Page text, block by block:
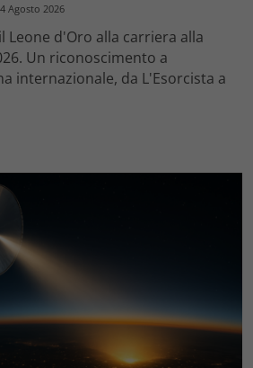
4 Agosto 2026
Leone d'Oro alla carriera alla
Un riconoscimento a
internazionale, da L'Esorcista a